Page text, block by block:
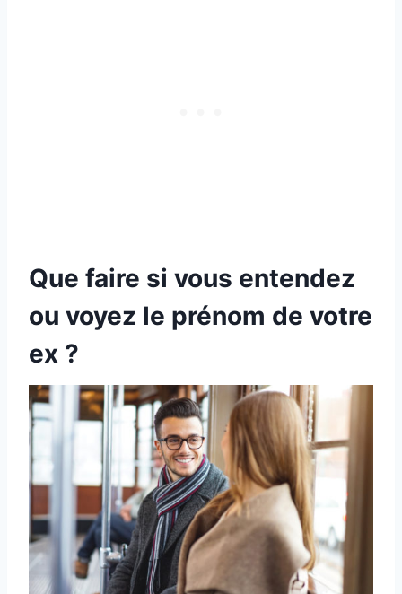
Que faire si vous entendez
ou voyez le prénom de votre
ex ?